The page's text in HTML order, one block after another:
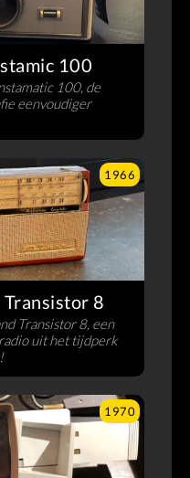
100
100, de
eenvoudiger
1966
Transistor 8
Transistor 8, een
uit het tijdperk
1970